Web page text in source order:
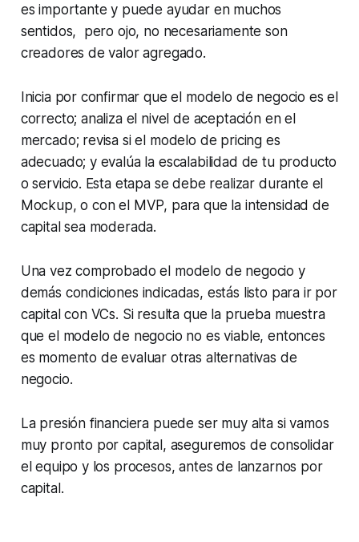
es importante y puede ayudar en muchos
sentidos, pero ojo, no necesariamente son
creadores de valor agregado.
Inicia por confirmar que el modelo de negocio es el
correcto; analiza el nivel de aceptación en el
mercado; revisa si el modelo de pricing es
adecuado; y evalúa la escalabilidad de tu producto
o servicio. Esta etapa se debe realizar durante el
Mockup,o con el MVP, para que la intensidad de
capital sea moderada.
Una vez comprobado el modelo de negocio y
demás condiciones indicadas, estás listo para ir por
capital con VCs. Si resulta que la prueba muestra
que el modelo de negocio no es viable, entonces
es momento de evaluar otras alternativas de
negocio.
La presión financiera puede ser muy alta si vamos
muy pronto por capital, aseguremos de consolidar
el equipo y los procesos, antes de lanzarnos por
capital.